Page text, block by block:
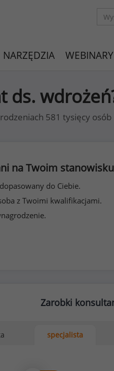
NARZĘDZIA WEBINARY
ds.
581 tysięcy osób
na Twoim
do Ciebie.
z Twoimi kwalifikacjami.
Zarobki
specjalista